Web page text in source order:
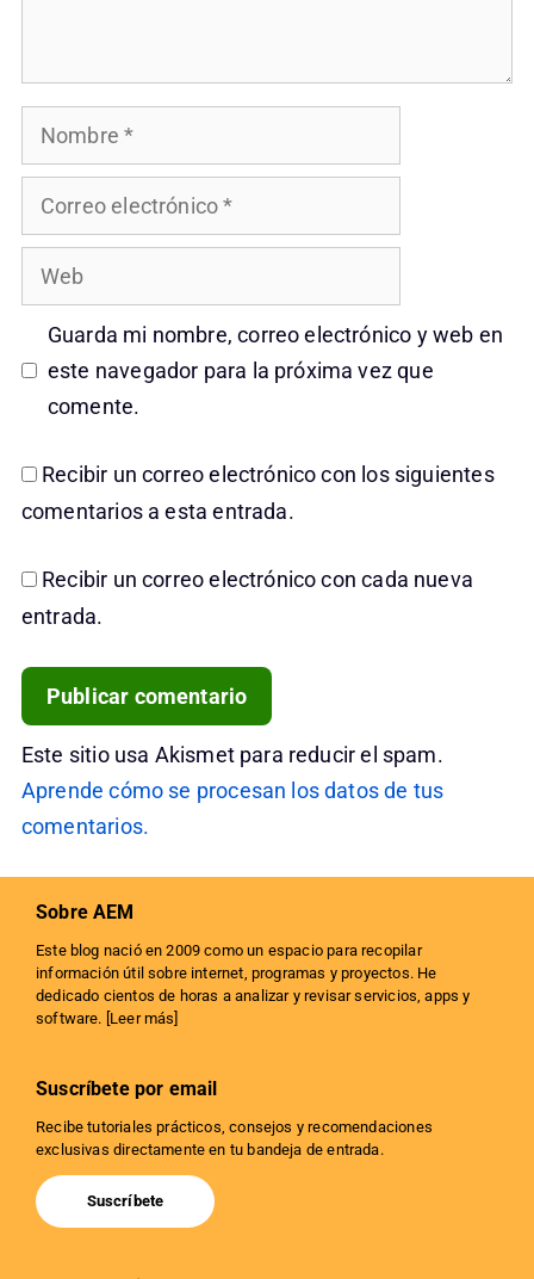
Nombre
Correo
electrónico
Web
Guarda mi nombre, correo electrónico y web en
este navegador para la próxima vez que
comente.
Recibir un correo electrónico con los siguientes
comentarios a esta entrada.
Recibir un correo electrónico con cada nueva
entrada.
Este sitio usa Akismet para reducir el spam.
Aprende cómo se procesan los datos de tus
comentarios.
Sobre AEM
Este blog nació en 2009 como un espacio para recopilar
información útil sobre internet, programas y proyectos. He
dedicado cientos de horas a analizar y revisar servicios, apps y
software. [ Leer más
Suscríbete por email
Recibe tutoriales prácticos, consejos y recomendaciones
exclusivas directamente en tu bandeja de entrada.
Suscríbete